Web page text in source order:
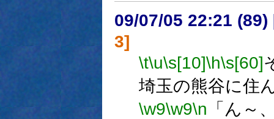
09/07/05 22:21 (89)
3]
\t\u\s[10]\h\s[60]
埼玉の熊谷に住
\w9\w9\n 「ん～